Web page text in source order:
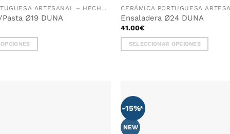
CERÁMICA PORTUGUESA ARTESANAL – HECHA A MANO EN PORTUGAL
Ø19 DUNA Ensaladera Ø24 DUNA
41.00€
SELECCIONAR OPCIONES
variantes.
Las
opciones
se
-15%
NEW